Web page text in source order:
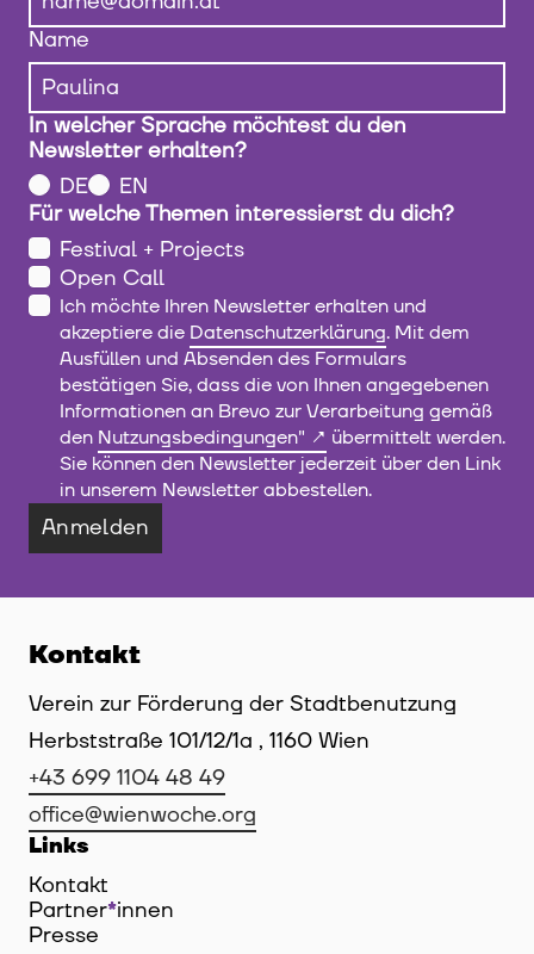
Name
In welcher Sprache möchtest du den
Newsletter erhalten?
DE
EN
Für welche Themen interessierst du dich?
Festival + Projects
Open Call
Ich möchte Ihren Newsletter erhalten und
akzeptiere die Datenschutzerklärung. Mit dem
Ausfüllen und Absenden des Formulars
bestätigen Sie, dass die von Ihnen angegebenen
Informationen an Brevo zur Verarbeitung gemäß
den Nutzungsbedingungen"
übermittelt werden.
Sie können den Newsletter jederzeit über den Link
in unserem Newsletter abbestellen.
Anmelden
Kontakt
Verein zur Förderung der Stadtbenutzung
Herbststraße 101/12/1a , 1160 Wien
+43 699 1104 48 49
office@wienwoche.org
Links
Kontakt
Partner*innen
Presse